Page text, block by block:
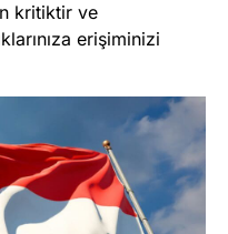
kritiktir ve
erişiminizi